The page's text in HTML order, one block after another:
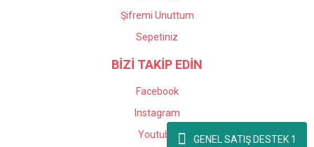
Şifremi Unuttum
Sepetiniz
BİZİ TAKİP EDİN
Facebook
Instagram
Youtube
GENEL SATIŞ DESTEK 1